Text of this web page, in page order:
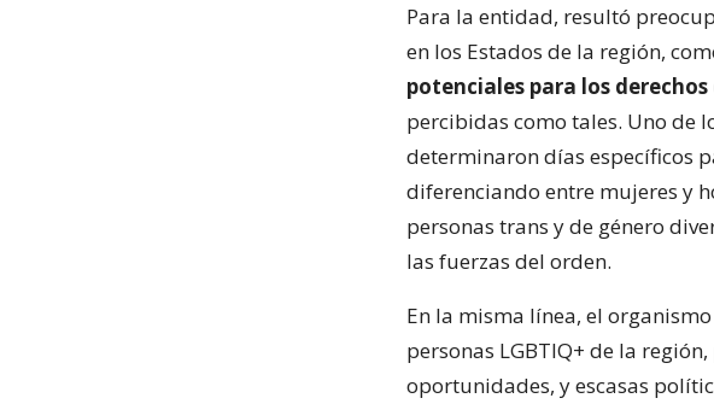
Para la entidad, resultó
en los Estados de la región,
potenciales para los derechos
percibidas como tales. Uno de
determinaron días específicos
diferenciando entre mujeres y
personas trans y de género
las fuerzas del orden.
En la misma línea, el
personas LGBTIQ+ de la
oportunidades, y escasas